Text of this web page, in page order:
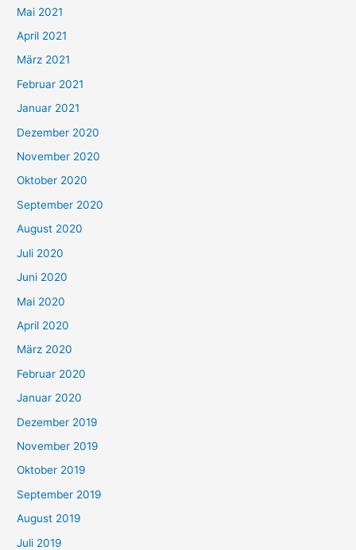
h
:
Mai 2021
April 2021
März 2021
Februar 2021
Januar 2021
Dezember 2020
November 2020
Oktober 2020
September 2020
August 2020
Juli 2020
Juni 2020
Mai 2020
April 2020
März 2020
Februar 2020
Januar 2020
Dezember 2019
November 2019
Oktober 2019
September 2019
August 2019
Juli 2019